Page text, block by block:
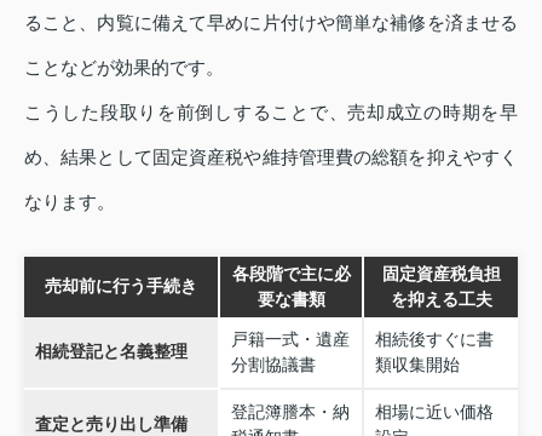
ること、内覧に備えて早めに片付けや簡単な補修を済ませる
ことなどが効果的です。
こうした段取りを前倒しすることで、売却成立の時期を早
め、結果として固定資産税や維持管理費の総額を抑えやすく
なります。
売却前に行う手続き
各段階で主に必
要な書類
固定資産税負担
を抑える工夫
相続登記と名義整理
戸籍一式・遺産
分割協議書
相続後すぐに書
類収集開始
査定と売り出し準備
登記簿謄本・納
相場に近い価格